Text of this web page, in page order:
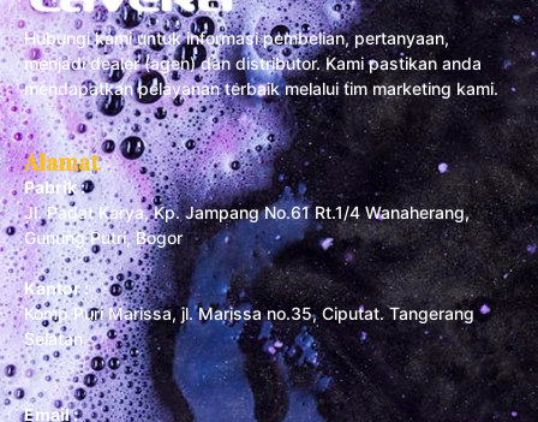
Hubungi kami untuk informasi pembelian, pertanyaan,
menjadi dealer (agen) dan distributor. Kami pastikan anda
mendapatkan pelayanan terbaik melalui tim marketing kami.
Alamat
Pabrik :
Jl. Padat Karya, Kp. Jampang No.61 Rt.1/4 Wanaherang,
Gunung Putri, Bogor
Kantor :
Komp Puri Marissa, jl. Marissa no.35, Ciputat. Tangerang
Selatan
Email :